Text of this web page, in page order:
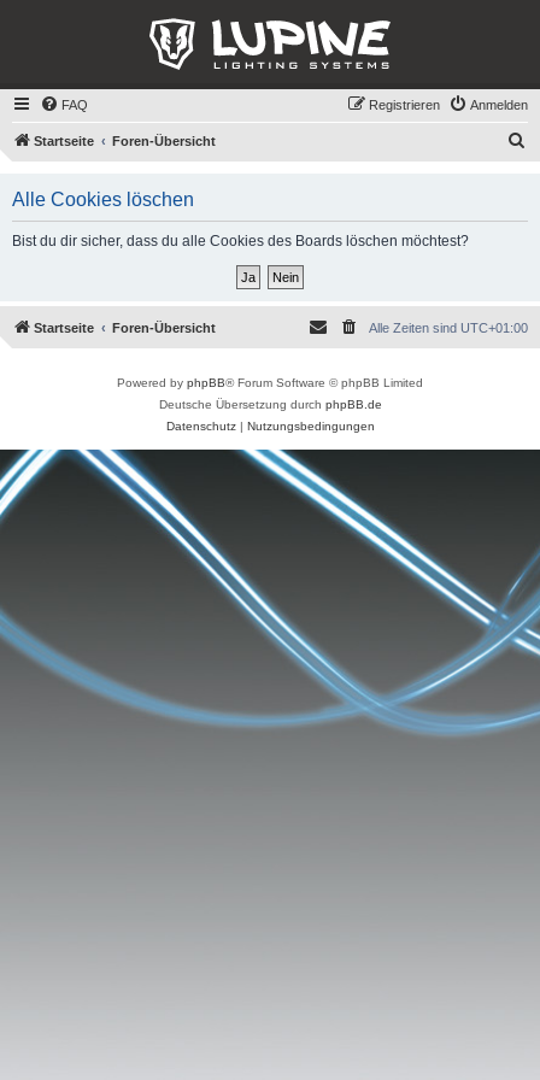
FAQ Anmelden
Registrieren
Startseite Foren-Übersicht
h
Alle Cookies löschen
Bist du dir sicher, dass du alle Cookies des Boards löschen möchtest?
Startseite Foren-Übersicht Alle Zeiten sind UTC+01:00
Powered by phpBB® Forum Software © phpBB Limited
Deutsche Übersetzung durch phpBB.de
Datenschutz| Nutzungsbedingungen